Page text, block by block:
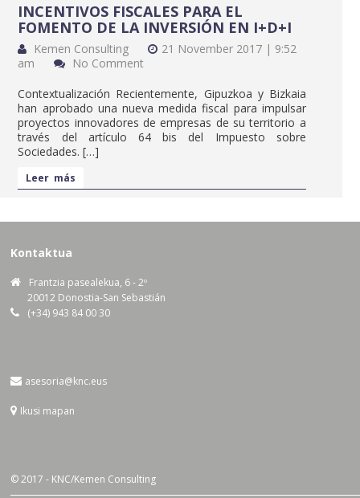
INCENTIVOS FISCALES PARA EL
FOMENTO DE LA INVERSIÓN EN I+D+I
Kemen Consulting
21 November 2017 | 9:52
am
No Comment
Contextualización Recientemente, Gipuzkoa y Bizkaia
han aprobado una nueva medida fiscal para impulsar
proyectos innovadores de empresas de su territorio a
través del artículo 64 bis del Impuesto sobre
Sociedades. […]
Leer más
Kontaktua
Frantzia pasealekua, 6 - 2º
20012 Donostia-San Sebastián
(+34) 943 84 00 30
asesoria@knc.eus
Ikusi mapan
© 2017 - KNC/Kemen Consulting